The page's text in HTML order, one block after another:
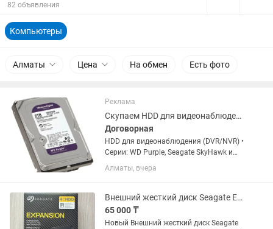
82 объявления
Компьютеры
Алматы Цена На обмен Есть фото
Реклама
Скупаем HDD для видеонаблюдения WD Purple, Seagate SkyHawk и другие
Договорная
HDD для видеонаблюдения (DVR/NVR) •
Серии: WD Purple, Seagate SkyHawk и
аналоги • Объёмы: 1TB/ 2TB/ 4TB/ 6TB/
8TB • Новые и б/у Работаем по всему
Алмалинский район —...
Алматы, вчера
Внешний жесткий диск Seagate Expansion Portable 4 ТБ (STKM4000400)
65 000 ₸
Новый Внешний жесткий диск Seagate